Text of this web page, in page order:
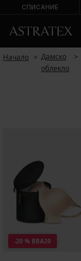
СПИСАНИЕ
Начало
Дамско
облекло
-20 % BRA20